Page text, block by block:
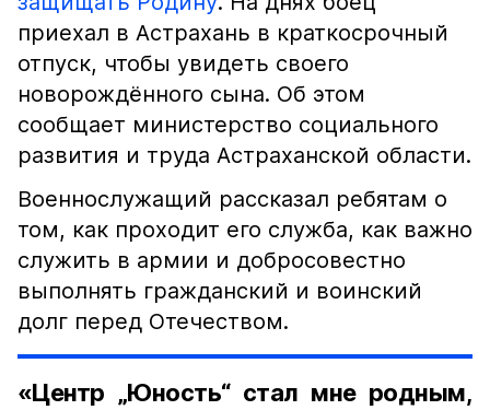
приехал в Астрахань в краткосрочный
отпуск, чтобы увидеть своего
новорождённого сына. Об этом
сообщает министерство социального
развития и труда Астраханской области.
Военнослужащий рассказал ребятам о
том, как проходит его служба, как важно
служить в армии и добросовестно
выполнять гражданский и воинский
долг перед Отечеством.
«Центр „Юность“ стал мне родным,